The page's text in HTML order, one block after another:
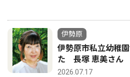
伊勢原
伊勢原市私立幼稚
た 長塚 恵美さん
2026.07.17